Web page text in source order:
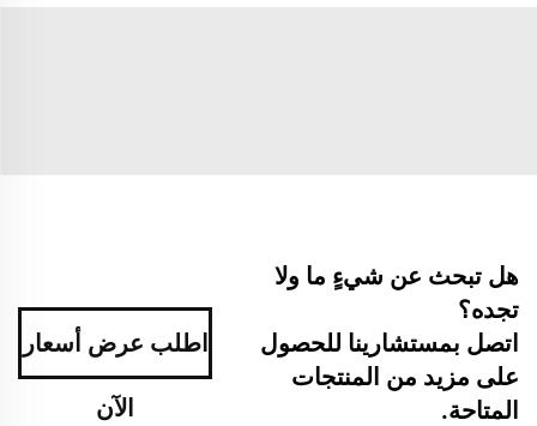
هل تبحث عن شيءٍ ما ولا
تجده؟
اتصل بمستشارينا للحصول
على مزيد من المنتجات
المتاحة.
اطلب عرض أسعار
الآن